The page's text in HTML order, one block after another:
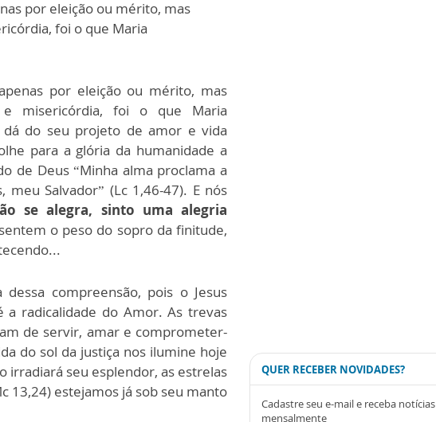
por eleição ou mérito, mas
foi o que Maria
por eleição ou mérito, mas
misericórdia, foi o que Maria
do seu projeto de amor e vida
para a glória da humanidade a
de Deus “Minha alma proclama a
Salvador” (Lc 1,46-47). E nós
se alegra, sinto uma alegria
o peso do sopro da finitude,
compreensão, pois o Jesus
a radicalidade do Amor. As trevas
de servir, amar e comprometer-
do sol da justiça nos ilumine hoje
irradiará seu esplendor, as estrelas
13,24) estejamos já sob seu manto
QUER RECEBER NOVIDADES?
Cadastre seu e-mail e receba notícias
mensalmente